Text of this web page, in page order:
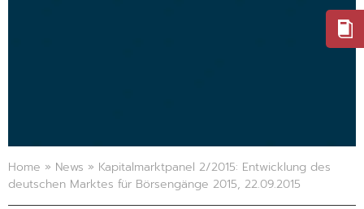
Home » News » Kapitalmarktpanel 2/2015: Entwicklung des
deutschen Marktes für Börsengänge 2015, 22.09.2015